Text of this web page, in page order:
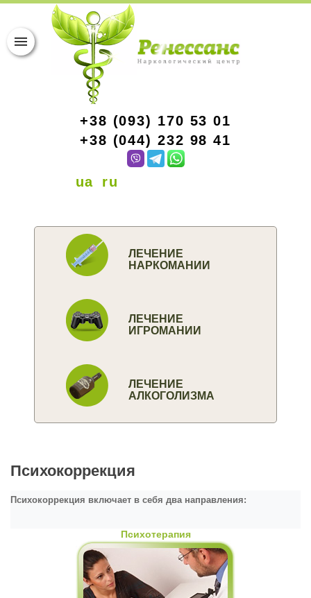
+38 (093) 170 53 01
+38 (044) 232 98 41
ua ru
ЛЕЧЕНИЕ
НАРКОМАНИИ
ЛЕЧЕНИЕ
ИГРОМАНИИ
ЛЕЧЕНИЕ
АЛКОГОЛИЗМА
Психокоррекция
Психокоррекция включает в себя два направления:
Психотерапия